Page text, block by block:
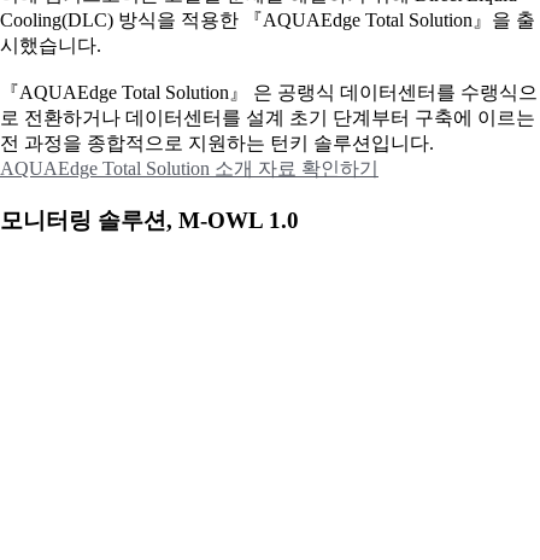
Cooling(DLC) 방식을 적용한 『AQUAEdge Total Solution』을 출
시했습니다.
『AQUAEdge Total Solution』 은 공랭식 데이터센터를 수랭식으
로 전환하거나 데이터센터를 설계 초기 단계부터 구축에 이르는
전 과정을 종합적으로 지원하는 턴키 솔루션입니다.
AQUAEdge Total Solution 소개 자료 확인하기
모니터링 솔루션, M-OWL 1.0